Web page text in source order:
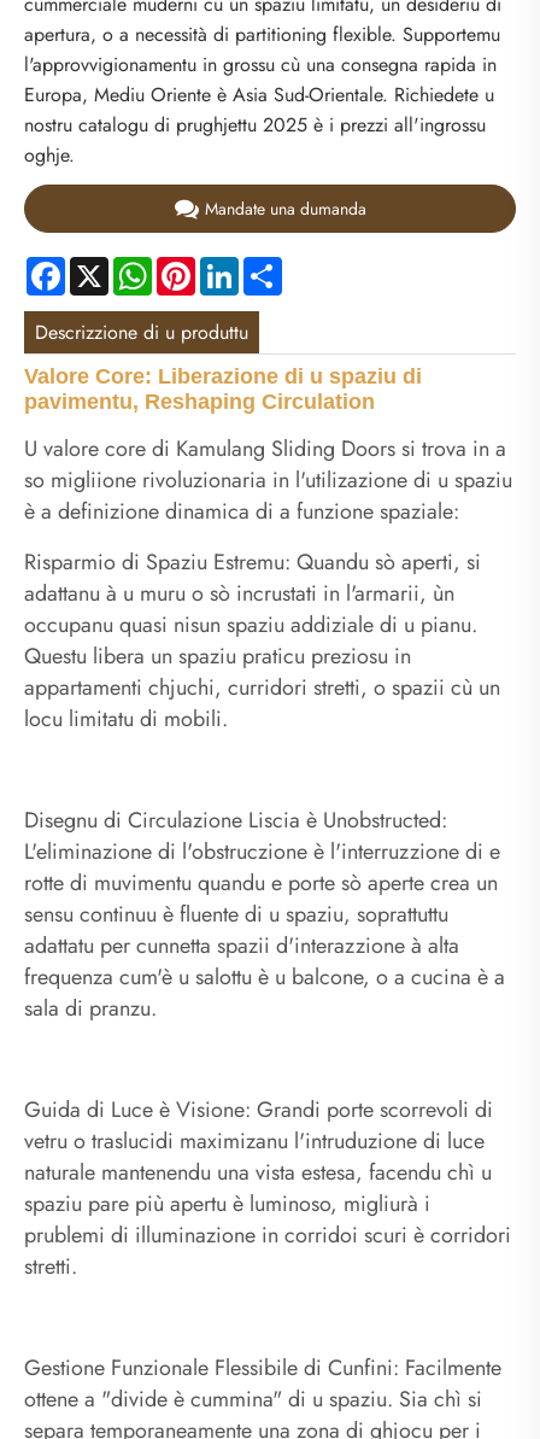
apertura, o a necessità di partitioning flexible. Supportemu
l'approvvigionamentu in grossu cù una consegna rapida in
Europa, Mediu Oriente è Asia Sud-Orientale. Richiedete u
nostru catalogu di prughjettu 2025 è i prezzi all'ingrossu
oghje.
Mandate una dumanda
Facebook
X WhatsApp
PinterestLinkedIn
Descrizzione di u produttu
Valore Core: Liberazione di u spaziu di
pavimentu, Reshaping Circulation
U valore core di Kamulang Sliding Doors si trova in a
so migliione rivoluzionaria in l'utilizazione di u spaziu
è a definizione dinamica di a funzione spaziale:
Risparmio di Spaziu Estremu: Quandu sò aperti, si
adattanu à u muru o sò incrustati in l'armarii, ùn
occupanu quasi nisun spaziu addiziale di u pianu.
Questu libera un spaziu praticu preziosu in
appartamenti chjuchi, curridori stretti, o spazii cù un
locu limitatu di mobili.
Disegnu di Circulazione Liscia è Unobstructed:
L'eliminazione di l'obstruczione è l'interruzzione di e
rotte di muvimentu quandu e porte sò aperte crea un
sensu continuu è fluente di u spaziu, soprattuttu
adattatu per cunnetta spazii d'interazzione à alta
frequenza cum'è u salottu è u balcone, o a cucina è a
sala di pranzu.
Guida di Luce è Visione: Grandi porte scorrevoli di
vetru o traslucidi maximizanu l'intruduzione di luce
naturale mantenendu una vista estesa, facendu chì u
spaziu pare più apertu è luminoso, migliurà i
prublemi di illuminazione in corridoi scuri è corridori
stretti.
Gestione Funzionale Flessibile di Cunfini: Facilmente
ottene a "divide è cummina" di u spaziu. Sia chì si
separa temporaneamente una zona di ghjocu per i